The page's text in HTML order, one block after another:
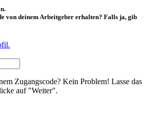
von deinem Arbeitgeber erhalten? Falls ja, gib
Zugangscode? Kein Problem! Lasse das
auf "Weiter".